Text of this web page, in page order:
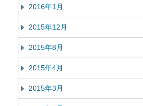
2016年1月
2015年12月
2015年8月
2015年4月
2015年3月